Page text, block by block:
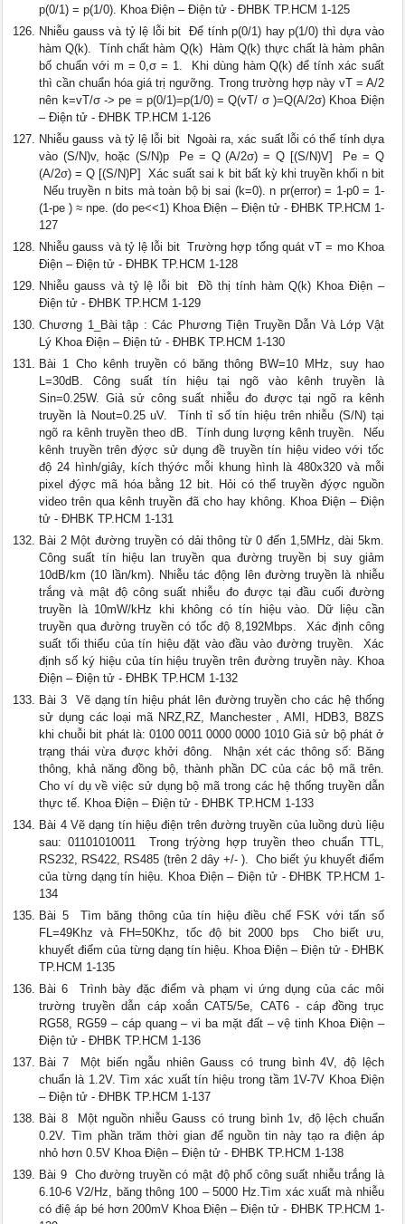
p(0/1) = p(1/0). Khoa Điện – Điện tử - ĐHBK TP.HCM 1-125
Nhiễu gauss và tỷ lệ lỗi bit  Để tính p(0/1) hay p(1/0) thì dựa vào
hàm Q(k).  Tính chất hàm Q(k)  Hàm Q(k) thực chất là hàm phân
bố chuẩn với m = 0,σ = 1.  Khi dùng hàm Q(k) để tính xác suất
thì cần chuẩn hóa giá trị ngưỡng. Trong trường hợp này vT = A/2
nên k=vT/σ -> pe = p(0/1)=p(1/0) = Q(vT/ σ )=Q(A/2σ) Khoa Điện
– Điện tử - ĐHBK TP.HCM 1-126
Nhiễu gauss và tỷ lệ lỗi bit  Ngoài ra, xác suất lỗi có thể tính dựa
vào (S/N)v, hoặc (S/N)p  Pe = Q (A/2σ) = Q [(S/N)V]  Pe = Q
(A/2σ) = Q [(S/N)P]  Xác suất sai k bit bất kỳ khi truyền khối n bit
 Nếu truyền n bits mà toàn bộ bị sai (k=0). n pr(error) = 1-p0 = 1-
(1-pe ) ≈ npe. (do pe<<1) Khoa Điện – Điện tử - ĐHBK TP.HCM 1-
127
Nhiễu gauss và tỷ lệ lỗi bit  Trường hợp tổng quát vT = mo Khoa
Điện – Điện tử - ĐHBK TP.HCM 1-128
Nhiễu gauss và tỷ lệ lỗi bit  Đồ thị tính hàm Q(k) Khoa Điện –
Điện tử - ĐHBK TP.HCM 1-129
Chương 1_Bài tập : Các Phương Tiện Truyền Dẫn Và Lớp Vật
Lý Khoa Điện – Điện tử - ĐHBK TP.HCM 1-130
Bài 1 Cho kênh truyền có băng thông BW=10 MHz, suy hao
L=30dB. Công suất tín hiệu tại ngõ vào kênh truyền là
Sin=0.25W. Giả sử công suất nhiễu đo được tại ngõ ra kênh
truyền là Nout=0.25 uV.  Tính tỉ số tín hiệu trên nhiễu (S/N) tại
ngõ ra kênh truyền theo dB.  Tính dung lượng kênh truyền.  Nếu
kênh truyền trên đýợc sử dụng đề truyền tín hiệu video với tốc
độ 24 hình/giây, kích thýớc mỗi khung hình là 480x320 và mỗi
pixel đýợc mã hóa bằng 12 bit. Hỏi có thể truyền đýợc nguồn
video trên qua kênh truyền đã cho hay không. Khoa Điện – Điện
tử - ĐHBK TP.HCM 1-131
Bài 2 Một đường truyền có dải thông từ 0 đến 1,5MHz, dài 5km.
Công suất tín hiệu lan truyền qua đường truyền bị suy giảm
10dB/km (10 lần/km). Nhiễu tác động lên đường truyền là nhiễu
trắng và mật độ công suất nhiễu đo được tại đầu cuối đường
truyền là 10mW/kHz khi không có tín hiệu vào. Dữ liệu cần
truyền qua đường truyền có tốc độ 8,192Mbps.  Xác định công
suất tối thiểu của tín hiệu đặt vào đầu vào đường truyền.  Xác
định số ký hiệu của tín hiệu truyền trên đường truyền này. Khoa
Điện – Điện tử - ĐHBK TP.HCM 1-132
Bài 3  Vẽ dạng tín hiệu phát lên đường truyền cho các hệ thống
sử dụng các loại mã NRZ,RZ, Manchester , AMI, HDB3, B8ZS
khi chuỗi bit phát là: 0100 0011 0000 0000 1010 Giả sử bộ phát ở
trạng thái vừa được khởi đông.  Nhận xét các thông số: Băng
thông, khả năng đồng bộ, thành phần DC của các bộ mã trên.
Cho ví dụ về việc sử dụng bộ mã trong các hệ thống truyền dẫn
thực tế. Khoa Điện – Điện tử - ĐHBK TP.HCM 1-133
Bài 4 Vẽ dạng tín hiệu điện trên đường truyền của luồng dưù liệu
sau: 01101010011  Trong trýờng hợp truyền theo chuẩn TTL,
RS232, RS422, RS485 (trên 2 dây +/- ).  Cho biết ýu khuyết điểm
của từng dạng tín hiệu. Khoa Điện – Điện tử - ĐHBK TP.HCM 1-
134
Bài 5  Tìm băng thông của tín hiệu điều chế FSK với tấn số
FL=49Khz và FH=50Khz, tốc độ bit 2000 bps  Cho biết ưu,
khuyết điểm của từng dạng tín hiệu. Khoa Điện – Điện tử - ĐHBK
TP.HCM 1-135
Bài 6  Trình bày đặc điểm và phạm vi ứng dụng của các môi
trường truyền dẫn cáp xoắn CAT5/5e, CAT6 - cáp đồng trục
RG58, RG59 – cáp quang – vi ba mặt đất – vệ tinh Khoa Điện –
Điện tử - ĐHBK TP.HCM 1-136
Bài 7  Một biến ngẫu nhiên Gauss có trung bình 4V, độ lệch
chuẩn là 1.2V. Tìm xác xuất tín hiệu trong tầm 1V-7V Khoa Điện
– Điện tử - ĐHBK TP.HCM 1-137
Bài 8  Một nguồn nhiễu Gauss có trung bình 1v, độ lệch chuẩn
0.2V. Tìm phần trăm thời gian để nguồn tin này tạo ra điện áp
nhỏ hơn 0.5V Khoa Điện – Điện tử - ĐHBK TP.HCM 1-138
Bài 9  Cho đường truyền có mật độ phổ công suất nhiễu trắng là
6.10-6 V2/Hz, băng thông 100 – 5000 Hz.Tìm xác xuất mà nhiễu
có điệ áp bé hơn 200mV Khoa Điện – Điện tử - ĐHBK TP.HCM 1-